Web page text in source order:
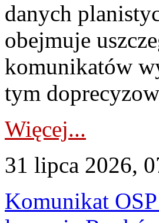
danych
obejmuje
komunikatów
tym
Więcej...
31 lipca 2026,
Komunikat